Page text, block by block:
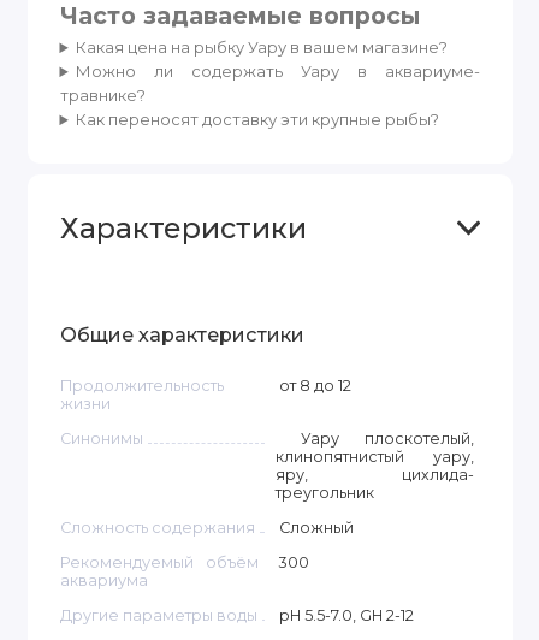
Часто задаваемые вопросы
Какая цена на рыбку Уару в вашем магазине?
Можно ли содержать Уару в аквариуме-
травнике?
Как переносят доставку эти крупные рыбы?
Характеристики
Общие характеристики
Продолжительность
жизни
от 8 до 12
Синонимы
Уару плоскотелый,
клинопятнистый уару,
яру, цихлида-
треугольник
Сложность содержания
Сложный
Рекомендуемый объём
аквариума
300
Другие параметры воды
pH 5.5-7.0, GH 2-12